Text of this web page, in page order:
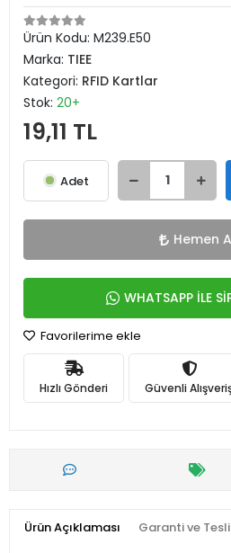
Ürün Kodu: M239.E50
Marka: TIEE
Kategori: RFID Kartlar
Stok: 20+
19,11 TL
Adet
Hemen
WHATSAPP İLE
Favorilerime ekle
Hızlı Gönderi Güvenli
Ürün Açıklaması Garanti ve